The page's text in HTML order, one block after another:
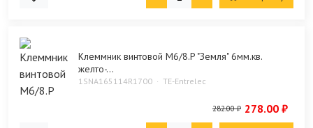
Клеммник винтовой M6/8.P "Земля" 6мм.кв.
желто-...
1SNA165114R1700 TE-Entrelec
282.00 ₽ 278.00 ₽